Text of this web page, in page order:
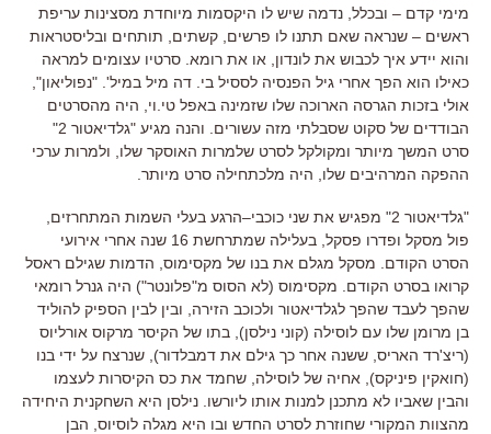
מימי קדם – ובכלל נדמה שיש לו היקסמות מיוחדת מסצינות עריפת
ראשים – שנראה שאם תתנו לו פרשים קשתים
תותחים ובליסטראות
והוא יידע איך לכבוש את לונדון
או את רומא סרטיו עצומים למראה
כאילו הוא הפך אחרי גיל הפנסיה לססיל בי דה מיל במיל'. "נפוליאון",
אולי בזכות הגרסה הארוכה שלו שזמינה באפל טי וי
היה מהסרטים
הבודדים של סקוט שסבלתי מזה עשורים
והנה מגיע "גלדיאטור 2"
סרט המשך מיותר ומקולקל לסרט שלמרות האוסקר שלו
ולמרות ערכי
ההפקה המרהיבים שלו
היה מלכתחילה סרט מיותר
"גלדיאטור 2" מפגיש את שני כוכבי–הרגע בעלי השמות המתחרזים
פול מסקל ופדרו פסקל בעלילה שמתרחשת 16 שנה אחרי אירועי
הסרט הקודם
מסקל מגלם את בנו של מקסימוס הדמות שגילם ראסל
קרואו בסרט הקודם
מקסימוס (לא הסוס מ"פלונטר") היה גנרל רומאי
שהפך לעבד שהפך לגלדיאטור ולכוכב הזירה
ובין לבין הספיק להוליד
בן מרומן שלו עם לוסילה (קוני נילסן), בתו של הקיסר מרקוס אורליוס
(ריצ'רד האריס ששנה אחר כך גילם את דמבלדור), שנרצח על ידי בנו
(חואקין פיניקס), אחיה של לוסילה שחמד את כס הקיסרות לעצמו
והבין שאביו לא מתכנן למנות אותו ליורשו נילסן היא השחקנית היחידה
מהצוות המקורי שחוזרת לסרט החדש ובו היא מגלה לוסיוס הבן